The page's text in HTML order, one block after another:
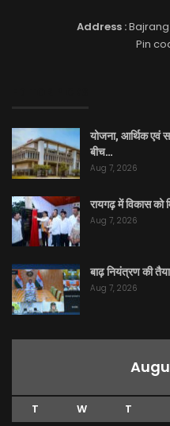
Address :
Pin
योजना, आर्थिक एवं
बीच…
Aug 7, 2026
रायगढ़ में विकास को
Aug 7, 2026
बाढ़ नियंत्रण की
Aug 7, 2026
T W T